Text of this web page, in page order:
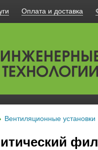
Оплата и доставка
Вентиляционные установки